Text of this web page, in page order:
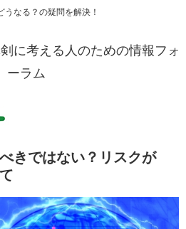
うなる？の疑問を解決！
に考える人のための情報フォ
ーラム
きではない？リスクが